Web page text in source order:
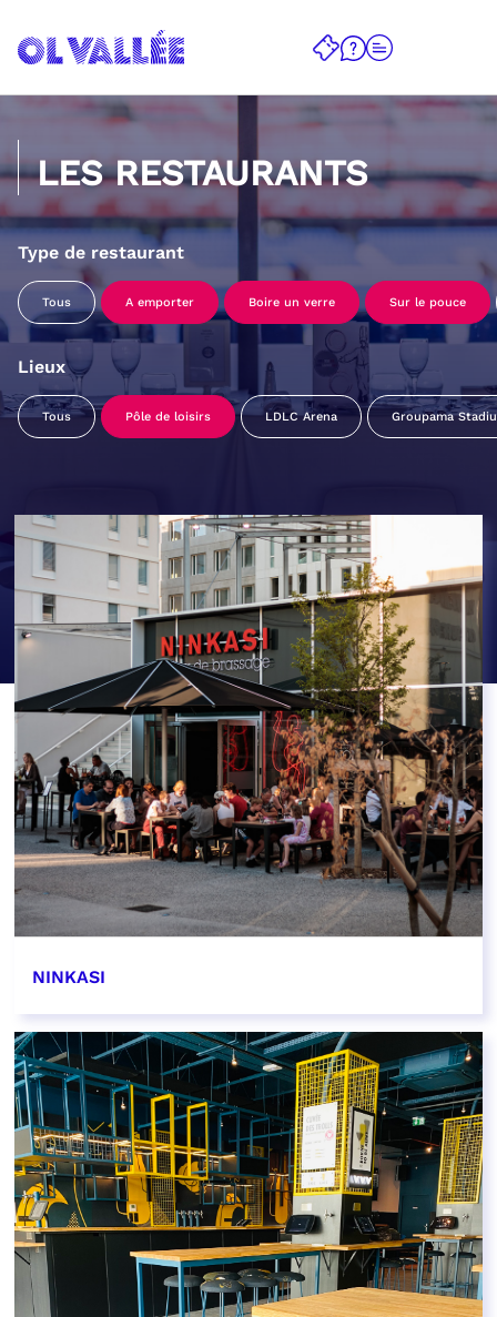
LES RESTAURANTS
Type de restaurant
Tous A emporter Boire un verre Sur le pouce
Lieux
Tous Pôle de loisirs LDLC Arena Groupama
NINKASI
EN SAVOIR PLUS